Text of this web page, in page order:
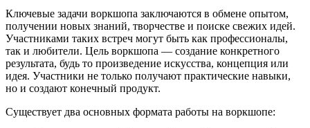
Ключевые задачи воркшопа заключаются в обмене опытом,
получении новых знаний, творчестве и поиске свежих идей.
Участниками таких встреч могут быть как профессионалы,
так и любители. Цель воркшопа — создание конкретного
результата, будь то произведение искусства, концепция или
идея. Участники не только получают практические навыки,
но и создают конечный продукт.
Существует два основных формата работы на воркшопе: